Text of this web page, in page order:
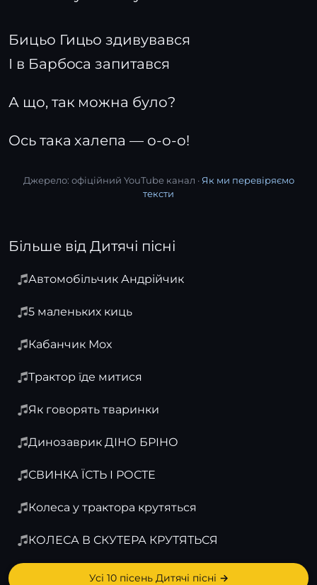
Бицьо Гицьо здивувався
І в Барбоса запитався
А що, так можна було?
Ось така халепа — о-о-о!
Джерело: офіційний YouTube канал · Як ми перевіряємо
тексти
Більше від Дитячі пісні
Автомобільчик Андрійчик
5 маленьких киць
Кабанчик Мох
Трактор їде митися
Як говорять тваринки
Динозаврик ДІНО БРІНО
СВИНКА ЇСТЬ І РОСТЕ
Колеса у трактора крутяться
КОЛЕСА В СКУТЕРА КРУТЯТЬСЯ
Усі 10 пісень Дитячі пісні →